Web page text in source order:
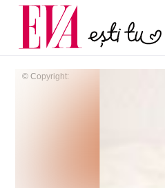
© Copyright:
Carieră
Actualitate